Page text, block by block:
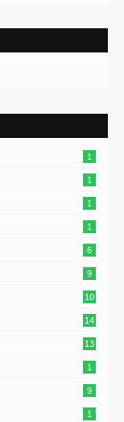
1
1
1
1
6
9
10
14
13
1
9
1